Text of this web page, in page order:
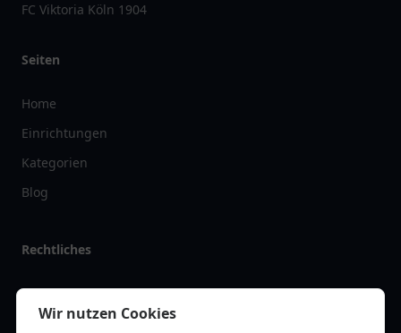
FC Viktoria Köln 1904
Seiten
Home
Einrichtungen
Kategorien
Blog
Rechtliches
Impressum
Datenschutz
Wir nutzen Cookies